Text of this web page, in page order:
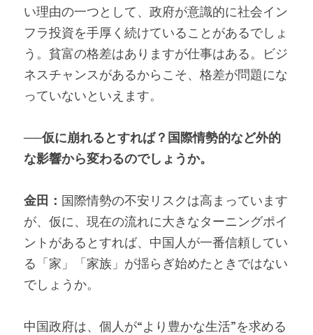
い理由の一つとして、政府が意識的に社会イン
フラ投資を手厚く続けていることがあるでしょ
う。貧富の格差はありますが仕事はある。ビジ
ネスチャンスがあるからこそ、格差が問題にな
っていないといえます。
──仮に崩れるとすれば？国際情勢的など外的
な影響から変わるのでしょうか。
金田： 国際情勢の不安リスクは高まっています
が、仮に、現在の流れに大きなターニングポイ
ントがあるとすれば、中国人が一番信頼してい
る「家」「家族」が揺らぎ始めたときではない
でしょうか。
中国政府は、個人が“より豊かな生活”を求める